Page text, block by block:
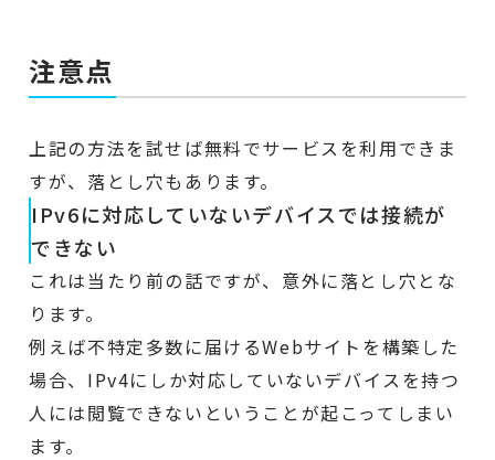
注意点
上記の方法を試せば無料でサービスを利用できま
すが、落とし穴もあります。
IPv6に対応していないデバイスでは接続が
できない
これは当たり前の話ですが、意外に落とし穴とな
ります。
例えば不特定多数に届けるWebサイトを構築した
場合、IPv4にしか対応していないデバイスを持つ
人には閲覧できないということが起こってしまい
ます。